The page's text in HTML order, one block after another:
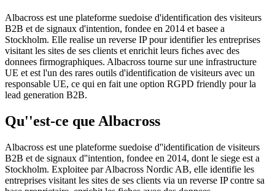
Albacross est une plateforme suedoise d'identification des visiteurs
B2B et de signaux d'intention, fondee en 2014 et basee a
Stockholm. Elle realise un reverse IP pour identifier les entreprises
visitant les sites de ses clients et enrichit leurs fiches avec des
donnees firmographiques. Albacross tourne sur une infrastructure
UE et est l'un des rares outils d'identification de visiteurs avec un
responsable UE, ce qui en fait une option RGPD friendly pour la
lead generation B2B.
Qu''est-ce que Albacross
Albacross est une plateforme suedoise d''identification de visiteurs
B2B et de signaux d''intention, fondee en 2014, dont le siege est a
Stockholm. Exploitee par Albacross Nordic AB, elle identifie les
entreprises visitant les sites de ses clients via un reverse IP contre sa